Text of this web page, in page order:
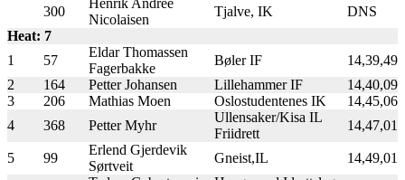
300
Henrik Andree
Nicolaisen
Tjalve, IK
DNS
Heat: 7
1
57
Eldar Thomassen
Fagerbakke
Bøler IF
14,39,49
2
164 Petter Johansen Lillehammer IF
14,40,09
3
206 Mathias Moen Oslostudentenes IK
14,45,06
4
368 Petter Myhr
Ullensaker/Kisa IL
Friidrett
14,47,01
5 99
Erlend Gjerdevik
Sørtveit
Gneist,IL 14,49,01